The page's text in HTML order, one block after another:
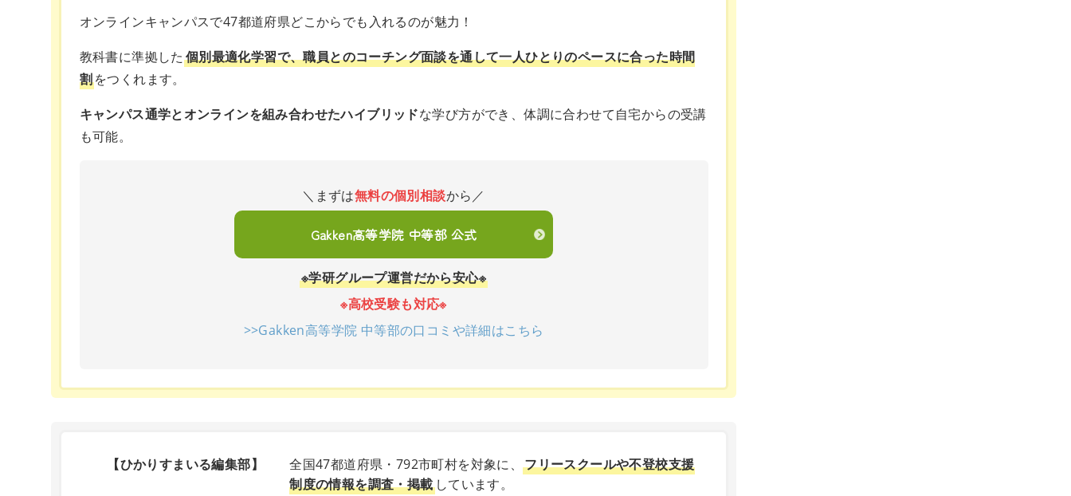
オンラインキャンパスで47都道府県どこからでも入れるのが魅力！
教科書に準拠した 個別最適化学習で、職員とのコーチング面談を通して一人ひとりのペースに合った時間
割をつくれます。
キャンパス通学とオンラインを組み合わせたハイブリッドな学び方ができ、体調に合わせて自宅からの受講
も可能。
＼まずは無料の個別相談から／
Gakken高等学院 中等部 公式
※学研グループ運営だから安心※
※高校受験も対応※
>>Gakken高等学院 中等部の口コミや詳細はこちら
【ひかりすまいる編集部】 全国47都道府県・792市町村を対象に、フリースクールや不登校支援
制度の情報を調査・掲載しています。